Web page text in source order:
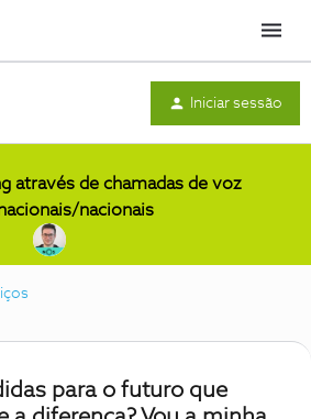
Menu
Iniciar sessão
através de chamadas de voz
nacionais
para o futuro que